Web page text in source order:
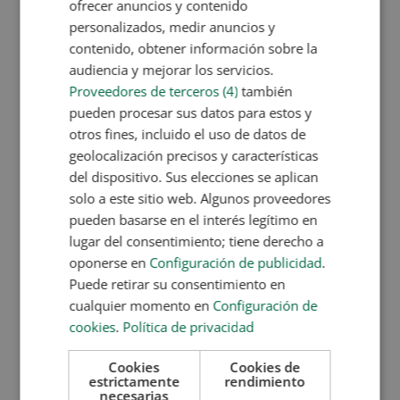
un tipo de cocción que emplee menos aceite,
como preparaciones al horno o microondas.
dieta hipercalórica
tiene que ser equilibrada
en esos nutrientes, pero también en minerales y
vitaminas (especialmente las del tipo B). Por lo
tanto, lo recomendable es tomar alimentos ricos
en estas propiedades y a poder ser, no
procesados.
El consumo de fibra debe ser moderado, ya que
los alimentos que la contienen producen
saciedad. Dentro de este punto, opta por frutos
secos, aceites vegetales, pequeños azúcares e
está en su aporte calórico.
enteros. En ocasiones, los yogures, la leche e
incluso la condensada, son una buena opción. El
ofrecer anuncios y contenido
personalizados, medir anuncios y
contenido, obtener información sobre la
audiencia y mejorar los servicios.
Proveedores de terceros (4) también
pueden procesar sus datos para estos y
otros fines, incluido el uso de datos de
geolocalización precisos y características
del dispositivo. Sus elecciones se aplican
solo a este sitio web. Algunos proveedores
pueden basarse en el interés legítimo en
lugar del consentimiento; tiene derecho a
oponerse en Configuración de publicidad.
Puede retirar su consentimiento en
cualquier momento en Configuración de
cookies. Política de privacidad
Cookies
estrictamente
necesarias
Cookies de
rendimiento